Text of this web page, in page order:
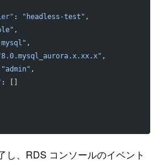
: "headless-test" ,
,
,
,
"admin" ,
: []
し、RDS コンソールのイベント